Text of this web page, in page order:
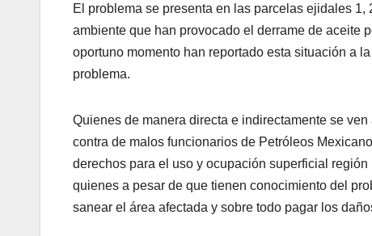
El problema se presenta en las parcelas ejidales
ambiente que han provocado el derrame de aceite
oportuno momento han reportado esta situación a
problema.
Quienes de manera directa e indirectamente se
contra de malos funcionarios de Petróleos
derechos para el uso y ocupación superficial
quienes a pesar de que tienen conocimiento del
sanear el área afectada y sobre todo pagar los